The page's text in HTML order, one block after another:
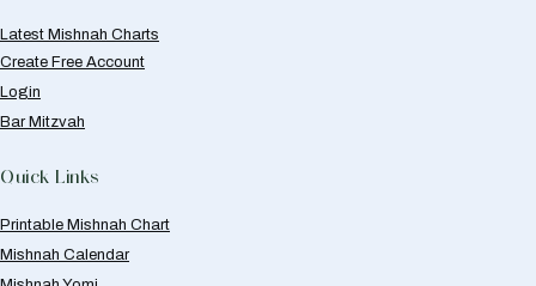
Latest Mishnah Charts
Create Free Account
Login
Bar Mitzvah
Quick Links
Printable Mishnah Chart
Mishnah Calendar